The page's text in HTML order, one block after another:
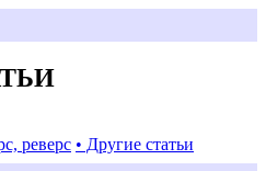
реверс • Другие статьи